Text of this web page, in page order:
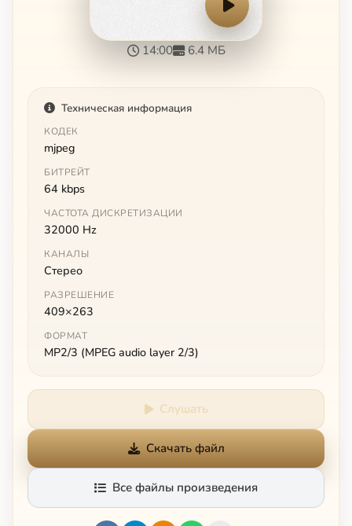
14:00 6.4 МБ
Техническая информация
КОДЕК
mjpeg
БИТРЕЙТ
64 kbps
ЧАСТОТА ДИСКРЕТИЗАЦИИ
32000 Hz
КАНАЛЫ
Стерео
РАЗРЕШЕНИЕ
409×263
ФОРМАТ
MP2/3 (MPEG audio layer 2/3)
Слушать
Скачать файл
Все файлы произведения